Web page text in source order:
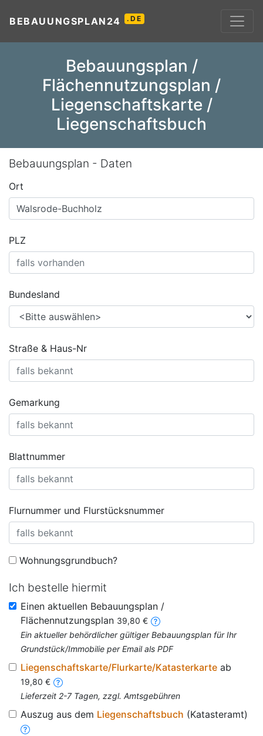
BEBAUUNGSPLAN24 .DE
Bebauungsplan /
Flächennutzungsplan /
Liegenschaftskarte /
Liegenschaftsbuch
Bebauungsplan - Daten
Ort
PLZ
Bundesland
Straße & Haus-Nr
Gemarkung
Blattnummer
Flurnummer und Flurstücksnummer
Wohnungsgrundbuch?
Ich bestelle hiermit
Einen aktuellen Bebauungsplan /
Flächennutzungsplan 39,80 €
Ein aktueller behördlicher gültiger Bebauungsplan für Ihr
Grundstück/Immobilie per Email als PDF
Liegenschaftskarte/Flurkarte/Katasterkarte ab
19,80 €
Lieferzeit 2-7 Tagen, zzgl. Amtsgebühren
Auszug aus dem Liegenschaftsbuch (Katasteramt)